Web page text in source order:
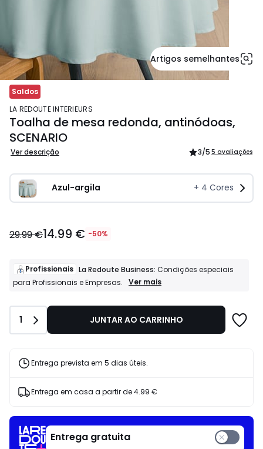
Artigos semelhantes
Saldos
LA REDOUTE INTERIEURS
Toalha de mesa redonda, antinódoas,
SCENARIO
Ver descrição 3/5 5 avaliações
Azul-argila + 4 Cores
€
de
29.99
50%
desconto
29.99 €14.99 € -50%
Profissionais La Redoute Business: Condições especiais
para Profissionais e Empresas.
Profissionais
Condições
e
Ver mais
Quantidade
1 JUNTAR AO CARRINHO
Entrega prevista em 5 dias úteis.
Entrega em casa a partir de4.99 €
Entrega gratuita